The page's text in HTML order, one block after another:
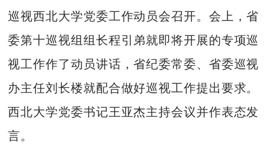
巡视西北大学党委工作动员会召开。会上，省
委第十巡视组组长程引弟就即将开展的专项巡
视工作作了动员讲话，省纪委常委、省委巡视
办主任刘长楼就配合做好巡视工作提出要求。
西北大学党委书记王亚杰主持会议并作表态发
言。